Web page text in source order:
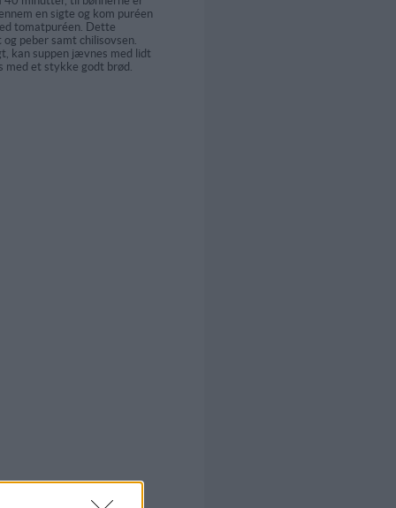
en sigte og kom puréen
tomatpuréen. Dette
peber samt chilisovsen.
kan suppen jævnes med lidt
med et stykke godt brød.